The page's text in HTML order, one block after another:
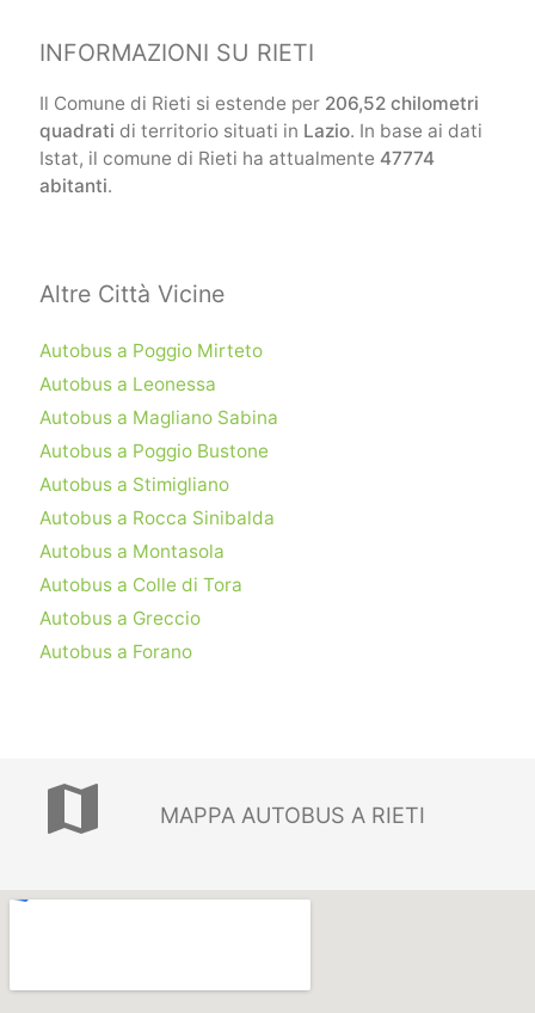
INFORMAZIONI SU RIETI
Il Comune di Rieti si estende per 206,52 chilometri
quadrati di territorio situati in Lazio. In base ai dati
Istat, il comune di Rieti ha attualmente 47774
abitanti.
Altre Città Vicine
Autobus a Poggio Mirteto
Autobus a Leonessa
Autobus a Magliano Sabina
Autobus a Poggio Bustone
Autobus a Stimigliano
Autobus a Rocca Sinibalda
Autobus a Montasola
Autobus a Colle di Tora
Autobus a Greccio
Autobus a Forano
map MAPPA AUTOBUS A RIETI